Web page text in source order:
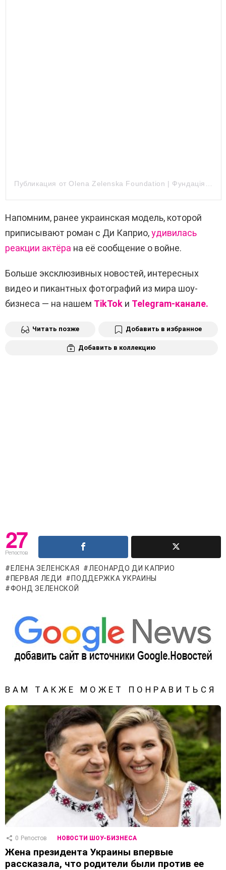
Напомним, ранее украинская модель, которой
приписывают роман с Ди Каприо,удивилась
реакции актёра на её сообщение о войне.
Больше эксклюзивных новостей, интересных
видео и пикантных фотографий из мира шоу-
бизнеса — на нашем TikTok и Telegram-канале.
Читать позже Добавить в избранное
Добавить в коллекцию
27
Репостов
ЕЛЕНА ЗЕЛЕНСКАЯ
ЛЕОНАРДО ДИ КАПРИО
ПЕРВАЯ ЛЕДИ
ПОДДЕРЖКА УКРАИНЫ
ФОНД ЗЕЛЕНСКОЙ
ВАМ ТАКЖЕ МОЖЕТ ПОНРАВИТЬСЯ
0 Репостов НОВОСТИ ШОУ-БИЗНЕСА
Жена президента Украины впервые
рассказала, что родители были против ее